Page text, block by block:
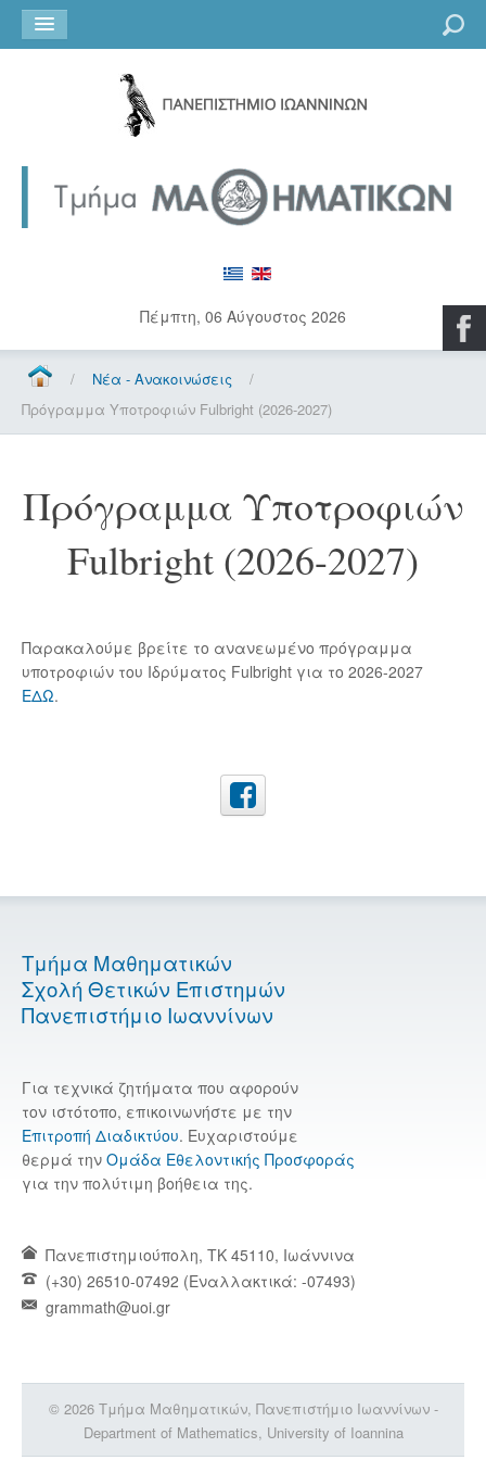
Πέμπτη, 06 Αύγουστος 2026
/ Νέα - Ανακοινώσεις
/
Πρόγραμμα Υποτροφιών Fulbright (2026-2027)
Πρόγραμμα Υποτροφιών
Fulbright (2026-2027)
Παρακαλούμε βρείτε το ανανεωμένο πρόγραμμα
υποτροφιών του Ιδρύματος Fulbright για το 2026-2027
ΕΔΩ.
Τμήμα Μαθηματικών
Σχολή Θετικών Επιστημών
Πανεπιστήμιο Ιωαννίνων
Για τεχνικά ζητήματα που αφορούν
τον ιστότοπο, επικοινωνήστε με την
Επιτροπή Διαδικτύου. Ευχαριστούμε
θερμά την Ομάδα Εθελοντικής Προσφοράς
για την πολύτιμη βοήθεια της.
Πανεπιστημιούπολη, TK 45110, Ιωάννινα
(+30) 26510-07492 (Εναλλακτικά: -07493)
grammath@uoi.gr
© 2026 Τμήμα Μαθηματικών, Πανεπιστήμιο Ιωαννίνων -
Department of Mathematics, University of Ioannina